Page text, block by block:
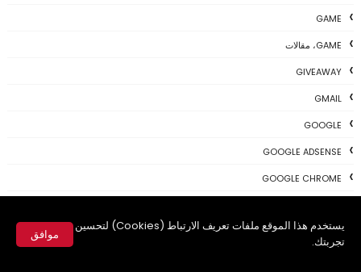
يستخدم هذا الموقع ملفات تعريف الارتباط (Cookies) لتحسين
تجربتك.
موافق
GAME
GAME، مقالات
GIVEAWAY
GMAIL
GOOGLE
GOOGLE ADSENSE
GOOGLE CHROME
HIDDEN